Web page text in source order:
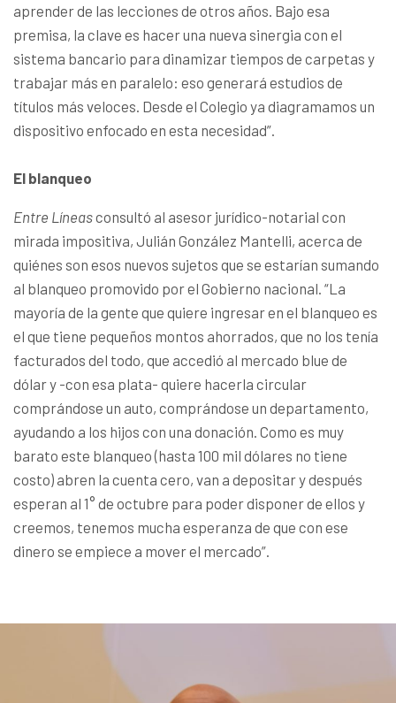
aprender de las lecciones de otros años. Bajo esa
premisa, la clave es hacer una nueva sinergia con el
sistema bancario para dinamizar tiempos de carpetas y
trabajar más en paralelo: eso generará estudios de
títulos más veloces. Desde el Colegio ya diagramamos un
dispositivo enfocado en esta necesidad”.
El blanqueo
Entre Líneasconsultó al asesor jurídico-notarial con
mirada impositiva, Julián González Mantelli, acerca de
quiénes son esos nuevos sujetos que se estarían sumando
al blanqueo promovido por el Gobierno nacional. “La
mayoría de la gente que quiere ingresar en el blanqueo es
el que tiene pequeños montos ahorrados, que no los tenía
facturados del todo, que accedió al mercado blue de
dólar y -con esa plata- quiere hacerla circular
comprándose un auto, comprándose un departamento,
ayudando a los hijos con una donación. Como es muy
barato este blanqueo (hasta 100 mil dólares no tiene
costo) abren la cuenta cero, van a depositar y después
esperan al 1° de octubre para poder disponer de ellos y
creemos, tenemos mucha esperanza de que con ese
dinero se empiece a mover el mercado”.